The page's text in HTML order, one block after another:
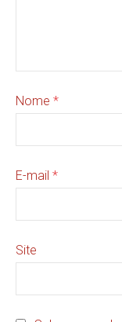
Nome *
E-mail *
Site